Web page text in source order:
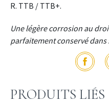
R. TTB / TTB+.
Une légère corrosion au
parfaitement conservé dans
PRODUITS LIÉS